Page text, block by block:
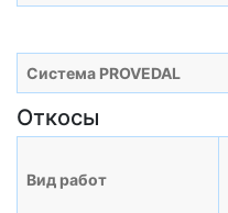
Система PROVEDAL
Откосы
Вид работ